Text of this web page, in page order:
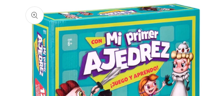
información
del producto